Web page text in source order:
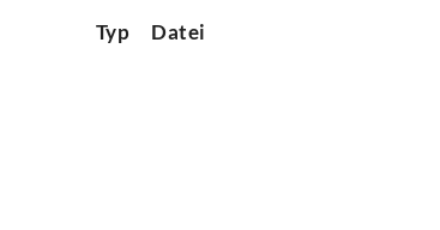
Typ Datei